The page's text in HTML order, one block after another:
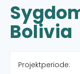
Bolivia
Projektperiode: